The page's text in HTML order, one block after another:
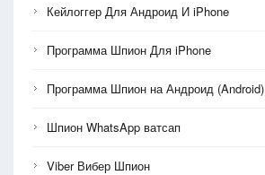
Кейлоггер Для Андроид И iPhone
Программа Шпион Для iPhone
Программа Шпион на Андроид (Android)
Шпион WhatsApp ватсап
Viber Вибер Шпион